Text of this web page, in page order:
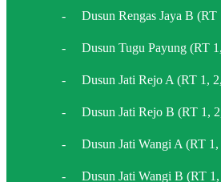
- Dusun Rengas Jaya B (RT
- Dusun Tugu Payung (RT
- Dusun Jati Rejo A (RT 1,
- Dusun Jati Rejo B (RT 1,
- Dusun Jati Wangi A (RT
- Dusun Jati Wangi B (RT